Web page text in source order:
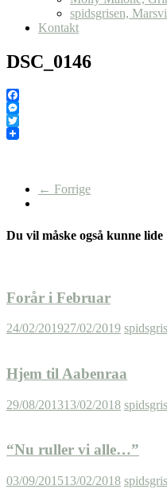
spidsgrisen,
Kontakt
DSC_0146
Facebook
Messenger
Twitter
← Forrige
Du vil måske også kunne lide
Forår i Februar
24/02/201927/02/2019
Hjem til Aabenraa
29/08/201313/02/2018
“Nu ruller vi alle…”
03/09/201513/02/2018